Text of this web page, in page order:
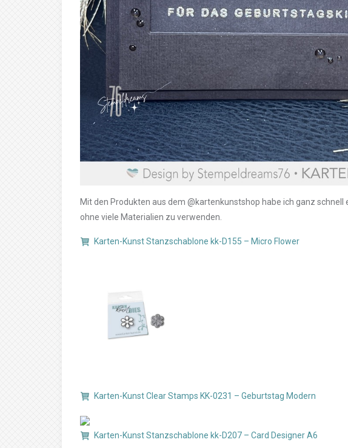
Mit den Produkten aus dem @kartenkunstshop habe ich ganz
ohne viele Materialien zu verwenden.
Karten-Kunst Stanzschablone kk-D155 – Micro Flower
Karten-Kunst Clear Stamps KK-0231 – Geburtstag Modern
Karten-Kunst Stanzschablone kk-D207 – Card Designer A6